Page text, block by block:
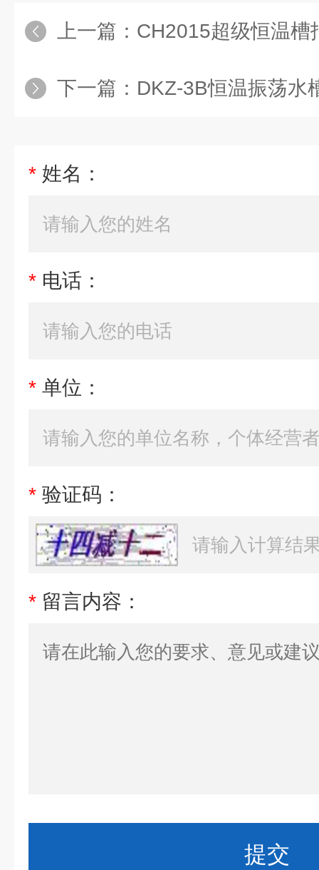
上一篇： CH2015超级恒温槽
下一篇： DKZ-3B恒温振荡水
* 姓名：
* 电话：
* 单位：
* 验证码：
* 留言内容：